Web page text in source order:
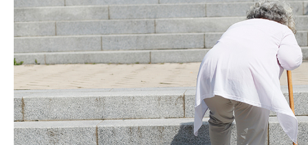
- 척추협착증 운동, 걷기 운동을
환자들이 많습니다 - 걷기 운동 제
- 허리협착증에좋은운동 5가지와
- 척추협착증 허리, 다리 근력 운